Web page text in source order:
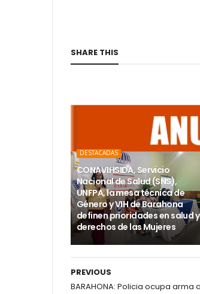
SHARE THIS
DESTACADAS
CONAVIHSIDA, Servicio
Nacional de Salud (SNS),
UNFPA, la mesa técnica de
Género y VIH de Barahona
definen prioridades en salud y
derechos de las Mujeres
PREVIOUS
BARAHONA: Policia ocupa